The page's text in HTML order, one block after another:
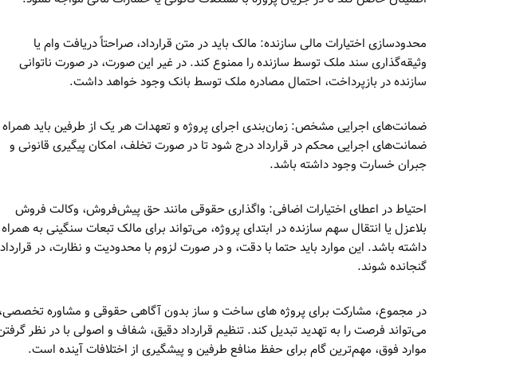
محدودسازی اختیارات مالی سازنده: مالک باید در متن قرارداد، صراحتاً دریافت وام یا
وثیقه‌گذاری سند ملک توسط سازنده را ممنوع کند. در غیر این صورت، در صورت ناتوانی
سازنده در بازپرداخت، احتمال مصادره ملک توسط بانک وجود خواهد داشت.
ضمانت‌های اجرایی مشخص: زمان‌بندی اجرای پروژه و تعهدات هر یک از طرفین باید همراه
ضمانت‌های اجرایی محکم در قرارداد درج شود تا در صورت تخلف، امکان پیگیری قانونی و
جبران خسارت وجود داشته باشد.
احتیاط در اعطای اختیارات اضافی: واگذاری حقوقی مانند حق پیش‌فروش، وکالت فروش
بلاعزل یا انتقال سهم سازنده در ابتدای پروژه، می‌تواند برای مالک تبعات سنگینی به همراه
داشته باشد. این موارد باید حتما با دقت، و در صورت لزوم با محدودیت و نظارت، در قرارداد
گنجانده شوند.
در مجموع، مشارکت برای پروژه های ساخت و ساز بدون آگاهی حقوقی و مشاوره تخصصی،
می‌تواند فرصت را به تهدید تبدیل کند. تنظیم قرارداد دقیق، شفاف و اصولی با در نظر
موارد فوق، مهم‌ترین گام برای حفظ منافع طرفین و پیشگیری از اختلافات آینده است.